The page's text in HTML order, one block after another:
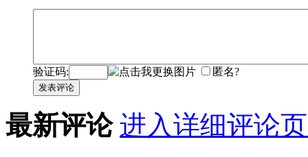
验证码: 匿名?
发表评论
最新评论 进入详细评论